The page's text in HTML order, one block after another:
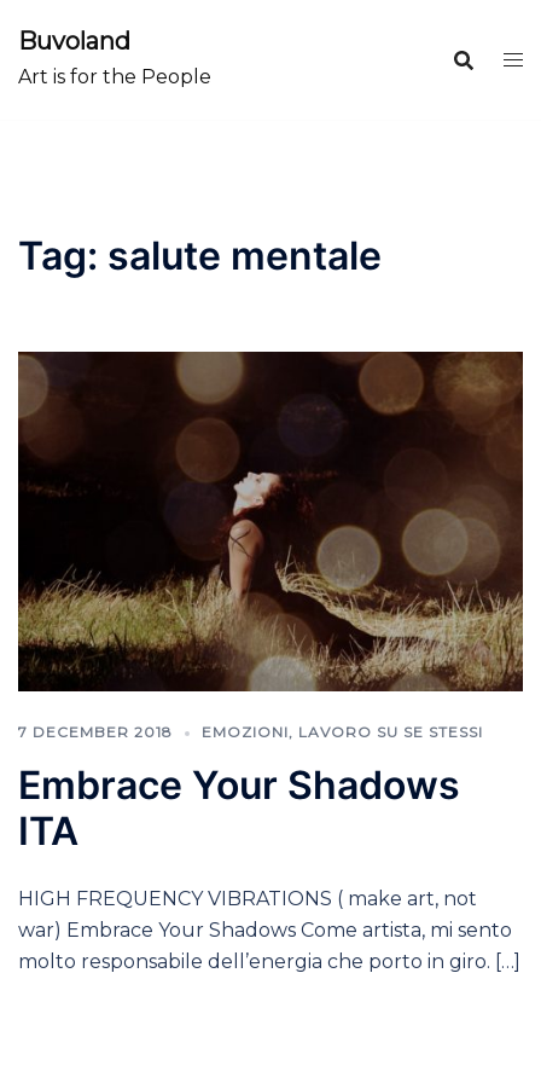
content
Buvoland
Art is for the People
Tag: salute mentale
7 DECEMBER 2018 EMOZIONI, LAVORO SU SE STESSI
Embrace Your Shadows
ITA
HIGH FREQUENCY VIBRATIONS ( make art, not
war) Embrace Your Shadows Come artista, mi sento
molto responsabile dell’energia che porto in giro. […]